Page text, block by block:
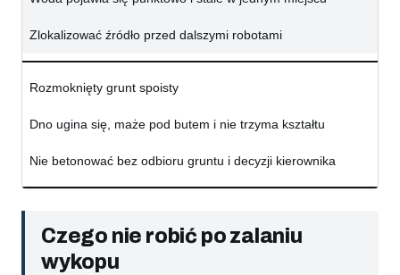
Zlokalizować źródło przed dalszymi robotami
Rozmoknięty grunt spoisty
Dno ugina się, maże pod butem i nie trzyma kształtu
Nie betonować bez odbioru gruntu i decyzji kierownika
Czego nie robić po zalaniu
wykopu